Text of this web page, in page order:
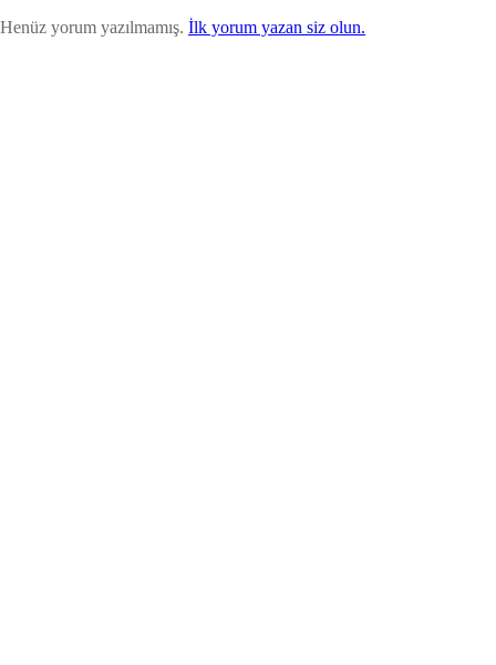
Henüz yorum yazılmamış. İlk yorum yazan siz olun.